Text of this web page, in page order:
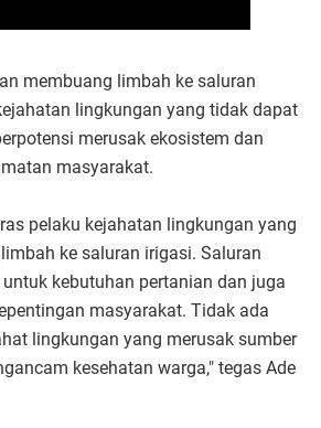
membuang limbah ke saluran
lingkungan yang tidak dapat
merusak ekosistem dan
masyarakat.
pelaku kejahatan lingkungan yang
ke saluran irigasi. Saluran
kebutuhan pertanian dan juga
masyarakat. Tidak ada
lingkungan yang merusak sumber
kesehatan warga," tegas Ade